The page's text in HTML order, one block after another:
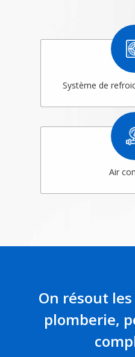
Système de
Air
On résout
plomberie,